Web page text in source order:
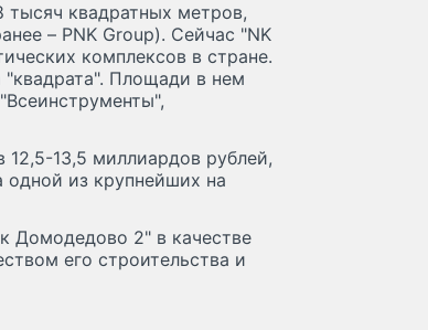
тысяч квадратных метров,
– PNK Group). Сейчас "NK
комплексов в стране.
Площади в нем
13,5 миллиардов рублей,
одной из крупнейших на
Домодедово 2" в качестве
его строительства и